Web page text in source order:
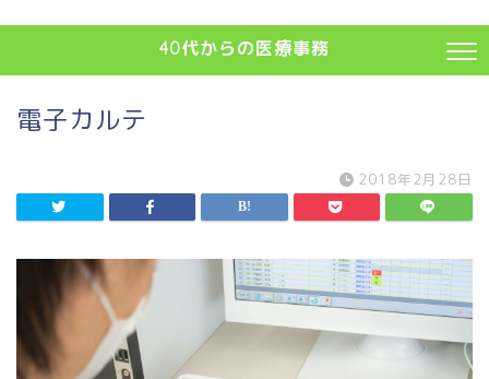
40代からの医療事務
電子カルテ
2018年2月28日